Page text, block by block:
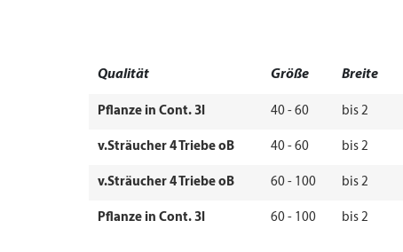
Qualität Größe Breite
Pflanze in Cont. 3l 40 - 60 bis 2
v.Sträucher 4 Triebe oB 40 - 60 bis 2
v.Sträucher 4 Triebe oB 60 - 100 bis 2
Pflanze in Cont. 3l 60 - 100 bis 2